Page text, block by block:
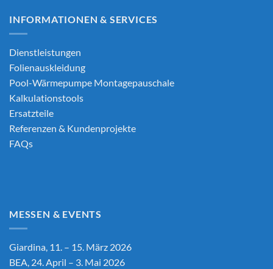
INFORMATIONEN & SERVICES
Dienstleistungen
Folienauskleidung
Pool-Wärmepumpe Montagepauschale
Kalkulationstools
Ersatzteile
Referenzen & Kundenprojekte
FAQs
MESSEN & EVENTS
Giardina, 11. – 15. März 2026
BEA, 24. April – 3. Mai 2026